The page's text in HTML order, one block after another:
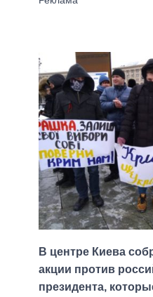
В центре Киева
акции против
президента,